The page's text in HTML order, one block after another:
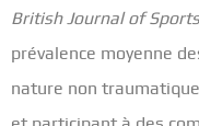
British Journal of
prévalence moyenne
nature non